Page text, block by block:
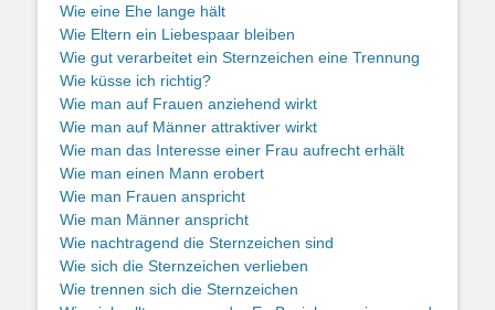
Wie eine Ehe lange hält
Wie Eltern ein Liebespaar bleiben
Wie gut verarbeitet ein Sternzeichen eine Trennung
Wie küsse ich richtig?
Wie man auf Frauen anziehend wirkt
Wie man auf Männer attraktiver wirkt
Wie man das Interesse einer Frau aufrecht erhält
Wie man einen Mann erobert
Wie man Frauen anspricht
Wie man Männer anspricht
Wie nachtragend die Sternzeichen sind
Wie sich die Sternzeichen verlieben
Wie trennen sich die Sternzeichen